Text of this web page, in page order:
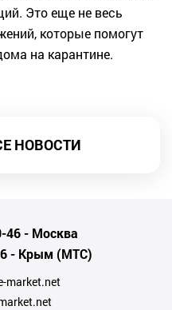
Это еще не весь
которые помогут
на карантине.
НОВОСТИ
46- Москва
- Крым (МТС)
market.net